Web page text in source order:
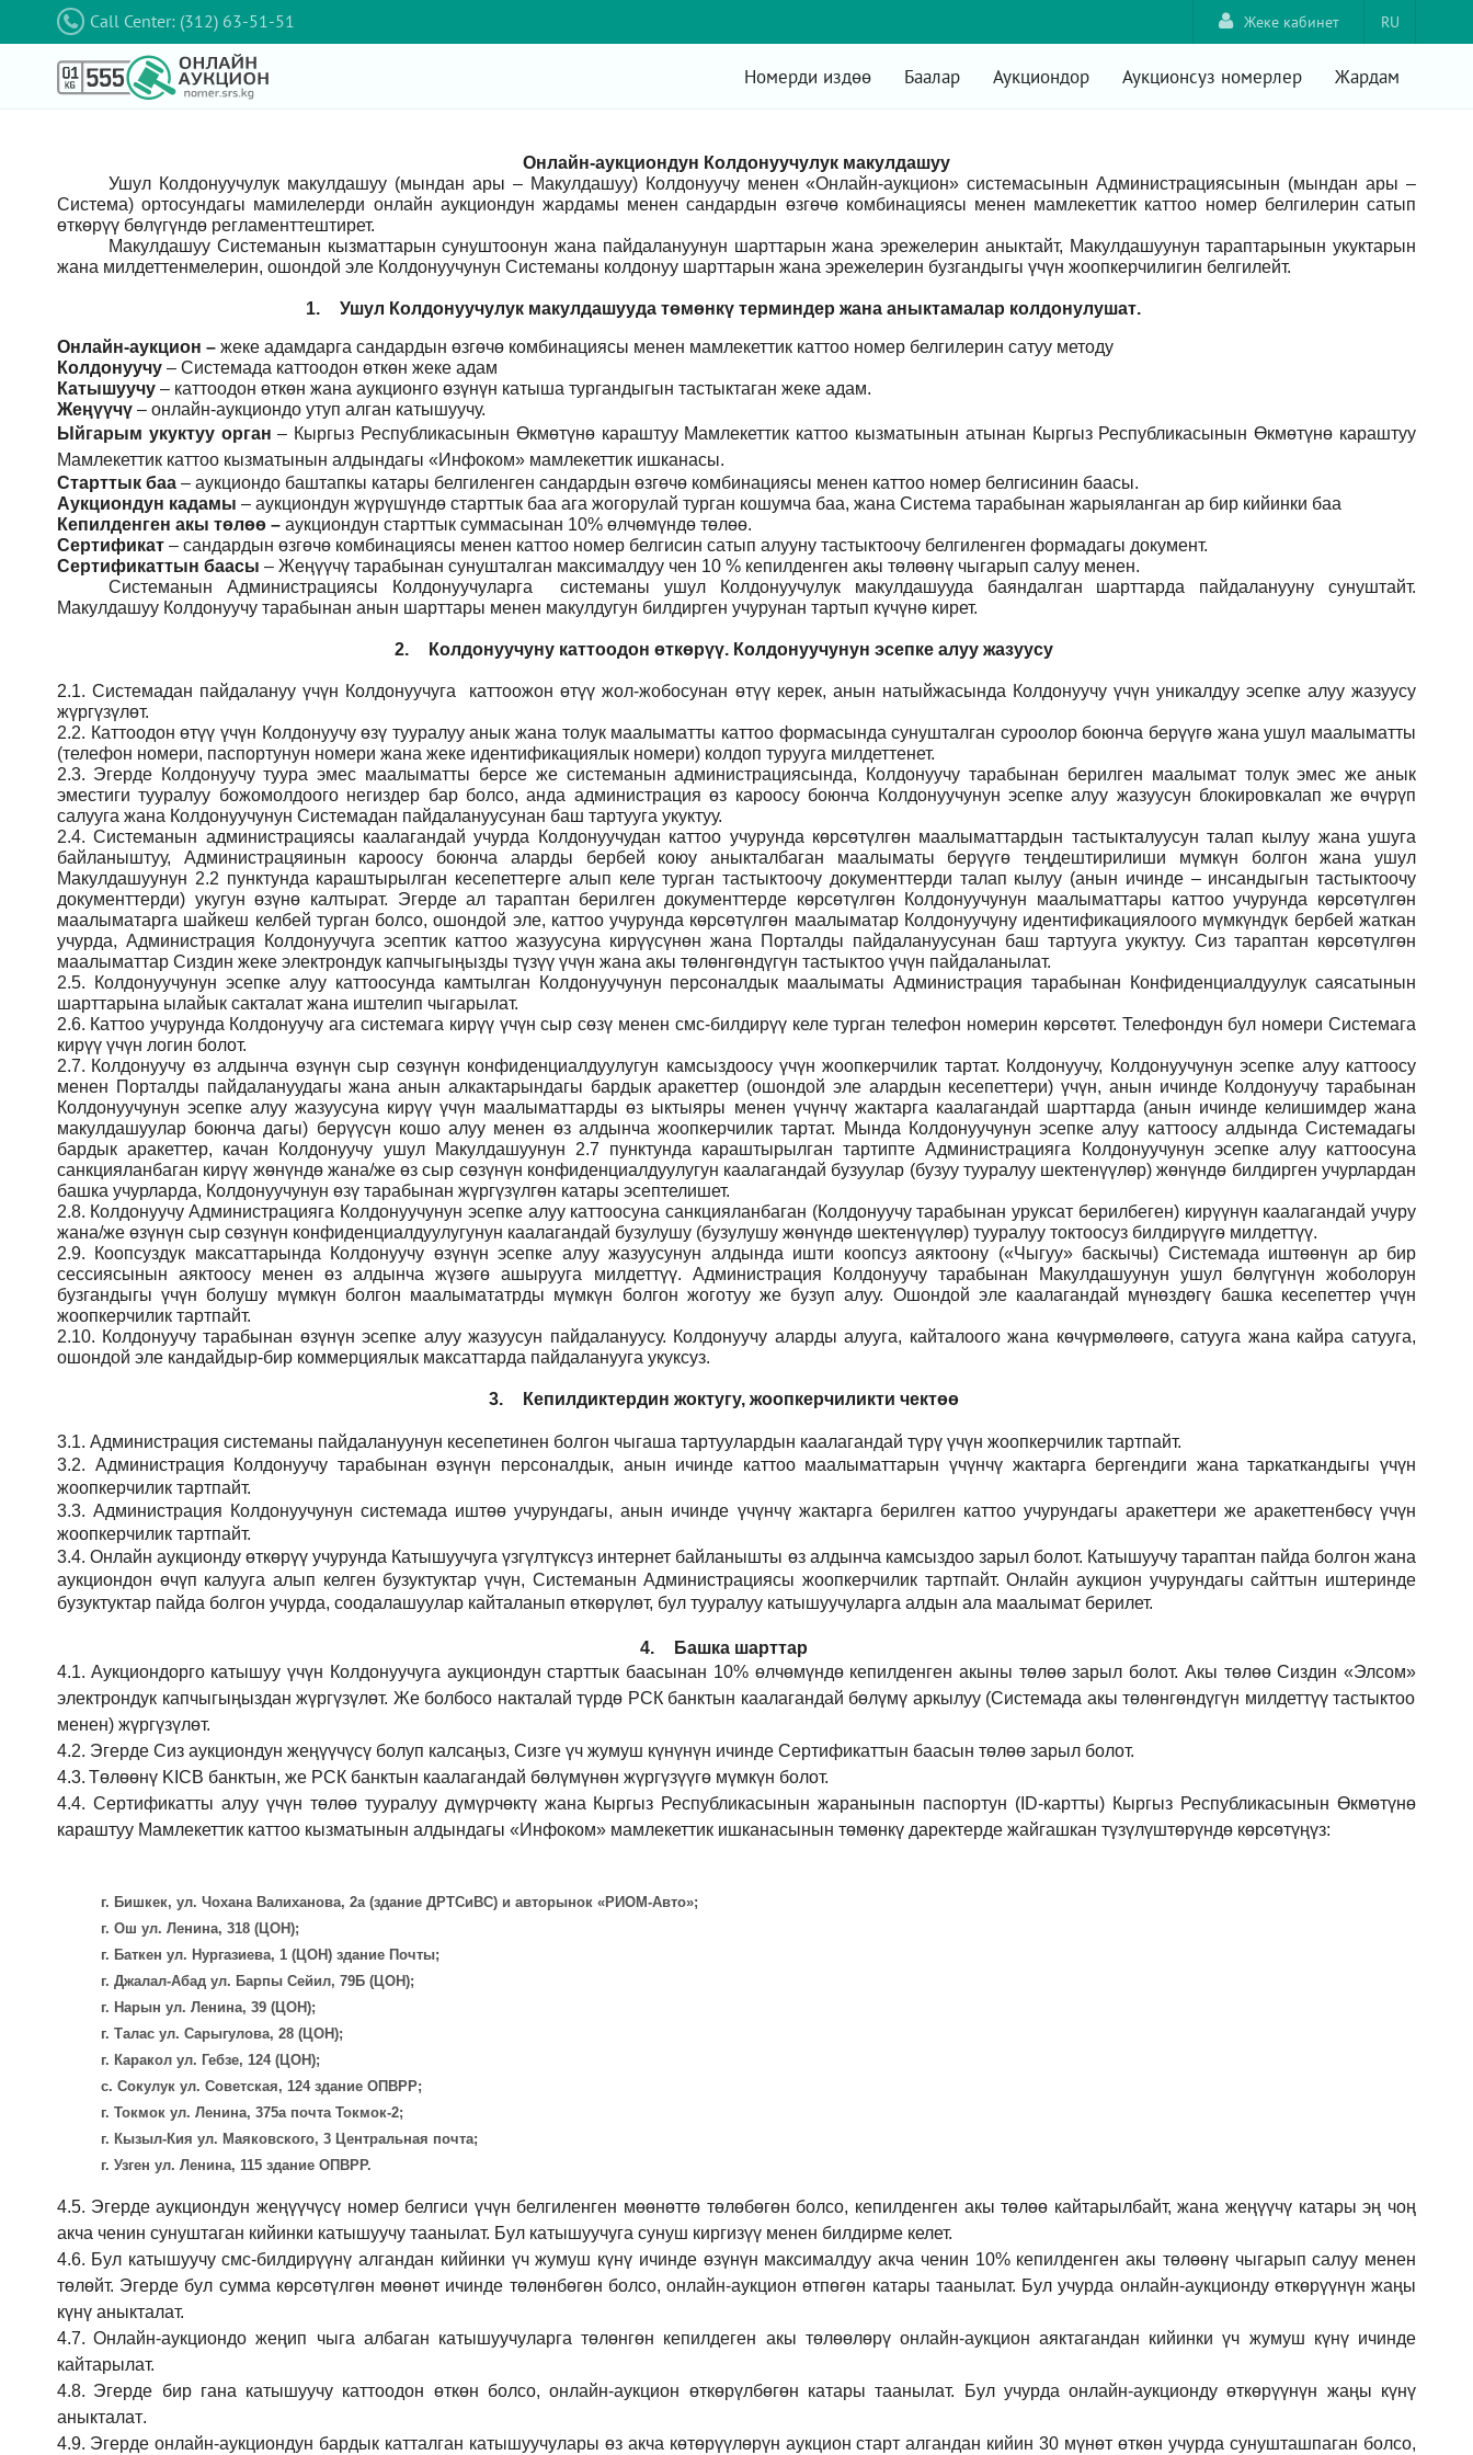
Call Center: (312) 63-51-51 RU
Жеке кабинет
Номерди издөө Баалар Аукциондор Аукционсуз номерлер Жардам
Онлайн-аукциондун Колдонуучулук макулдашуу
Ушул Колдонуучулук макулдашуу (мындан ары – Макулдашуу) Колдонуучу менен «Онлайн-аукцион» системасынын Администрациясынын (мындан ары –
Система) ортосундагы мамилелерди онлайн аукциондун жардамы менен сандардын өзгөчө комбинациясы менен мамлекеттик каттоо номер белгилерин сатып
өткөрүү бөлүгүндө регламенттештирет.
Макулдашуу Системанын кызматтарын сунуштоонун жана пайдалануунун шарттарын жана эрежелерин аныктайт, Макулдашуунун тараптарынын укуктарын
жана милдеттенмелерин, ошондой эле Колдонуучунун Системаны колдонуу шарттарын жана эрежелерин бузгандыгы үчүн жоопкерчилигин белгилейт.
1. Ушул Колдонуучулук макулдашууда төмөнкү терминдер жана аныктамалар колдонулушат.
Онлайн-аукцион – жеке адамдарга сандардын өзгөчө комбинациясы менен мамлекеттик каттоо номер белгилерин сатуу методу
Колдонуучу – Системада каттоодон өткөн жеке адам
Катышуучу – каттоодон өткөн жана аукционго өзүнүн катыша тургандыгын тастыктаган жеке адам.
Жеңүүчү – онлайн-аукциондо утуп алган катышуучу.
Ыйгарым укуктуу орган – Кыргыз Республикасынын Өкмөтүнө караштуу Мамлекеттик каттоо кызматынын атынан Кыргыз Республикасынын Өкмөтүнө караштуу
Мамлекеттик каттоо кызматынын алдындагы «Инфоком» мамлекеттик ишканасы.
Старттык баа – аукциондо баштапкы катары белгиленген сандардын өзгөчө комбинациясы менен каттоо номер белгисинин баасы.
Аукциондун кадамы – аукциондун жүрүшүндө старттык баа ага жогорулай турган кошумча баа, жана Система тарабынан жарыяланган ар бир кийинки баа
Кепилденген акы төлөө – аукциондун старттык суммасынан 10% өлчөмүндө төлөө.
Сертификат – сандардын өзгөчө комбинациясы менен каттоо номер белгисин сатып алууну тастыктоочу белгиленген формадагы документ.
Сертификаттын баасы – Жеңүүчү тарабынан сунушталган максималдуу чен 10 % кепилденген акы төлөөнү чыгарып салуу менен.
СистеманынАдминистрациясы Колдонуучуларга системаны ушул Колдонуучулук макулдашууда баяндалган шарттарда пайдаланууну сунуштайт.
Макулдашуу Колдонуучу тарабынан анын шарттары менен макулдугун билдирген учурунан тартып күчүнө кирет.
2. Колдонуучуну каттоодон өткөрүү. Колдонуучунун эсепке алуу жазуусу
2.1. Системадан пайдалануу үчүн Колдонуучуга каттоожон өтүү жол-жобосунан өтүү керек, анын натыйжасында Колдонуучу үчүн уникалдуу эсепке алуу жазуусу
жүргүзүлөт.
2.2. Каттоодон өтүү үчүн Колдонуучу өзү тууралуу анык жана толук маалыматты каттоо формасында сунушталган суроолор боюнча берүүгө жана ушул маалыматты
(телефон номери, паспортунун номери жана жеке идентификациялык номери) колдоп турууга милдеттенет.
2.3. Эгерде Колдонуучу туура эмес маалыматты берсе же системанын администрациясында, Колдонуучу тарабынан берилген маалымат толук эмес же анык
эместиги тууралуу божомолдоого негиздер бар болсо, анда администрация өз кароосу боюнча Колдонуучунун эсепке алуу жазуусун блокировкалап же өчүрүп
салууга жана Колдонуучунун Системадан пайдалануусунан баш тартууга укуктуу.
2.4.Системанын администрациясы каалагандай учурда Колдонуучудан каттоо учурунда көрсөтүлгөн маалыматтардын тастыкталуусун талап кылуу жана ушуга
байланыштуу, Администрацяинын кароосу боюнча аларды бербей коюу аныкталбаган маалыматы берүүгө теңдештирилиши мүмкүн болгон жана ушул
Макулдашуунун 2.2 пунктунда караштырылган кесепеттерге алып келе турган тастыктоочу документтерди талап кылуу (анын ичинде – инсандыгын тастыктоочу
документтерди) укугун өзүнө калтырат. Эгерде ал тараптан берилген документтерде көрсөтүлгөн Колдонуучунун маалыматтары каттоо учурунда көрсөтүлгөн
маалыматарга шайкеш келбей турган болсо, ошондой эле, каттоо учурунда көрсөтүлгөн маалыматар Колдонуучуну идентификациялоого мүмкүндүк бербей жаткан
учурда, Администрация Колдонуучуга эсептик каттоо жазуусуна кирүүсүнөн жана Порталды пайдалануусунан баш тартууга укуктуу. Сиз тараптан көрсөтүлгөн
маалыматтар Сиздин жеке электрондук капчыгыңызды түзүү үчүн жана акы төлөнгөндүгүн тастыктоо үчүн пайдаланылат.
2.5.
Колдонуучунун эсепке алуу каттоосунда камтылган Колдонуучунун персоналдык маалыматы Администрация тарабынан Конфиденциалдуулук саясатынын
шарттарына ылайык сакталат жана иштелип чыгарылат.
2.6. Каттоо учурунда Колдонуучу ага системага кирүү үчүн сыр сөзү менен смс-билдирүү келе турган телефон номерин көрсөтөт. Телефондун бул номери Системага
кирүү үчүн логин болот.
2.7. Колдонуучу өз алдынча өзүнүн сыр сөзүнүн конфиденциалдуулугун камсыздоосу үчүн жоопкерчилик тартат. Колдонуучу, Колдонуучунун эсепке алуу каттоосу
менен Порталды пайдалануудагы жана анын алкактарындагы бардык аракеттер (ошондой эле алардын кесепеттери) үчүн, анын ичинде Колдонуучу тарабынан
Колдонуучунун эсепке алуу жазуусуна кирүү үчүн маалыматтарды өз ыктыяры менен үчүнчү жактарга каалагандай шарттарда (анын ичинде келишимдер жана
макулдашуулар боюнча дагы) берүүсүн кошо алуу менен өз алдынча жоопкерчилик тартат. Мында Колдонуучунун эсепке алуу каттоосу алдында Системадагы
бардык аракеттер, качан Колдонуучу ушул Макулдашуунун 2.7 пунктунда караштырылган тартипте Администрацияга Колдонуучунун эсепке алуу каттоосуна
санкцияланбаган кирүү жөнүндө жана/же өз сыр сөзүнүн конфиденциалдуулугун каалагандай бузуулар (бузуу тууралуу шектенүүлөр) жөнүндө билдирген учурлардан
башка учурларда, Колдонуучунун өзү тарабынан жүргүзүлгөн катары эсептелишет.
2.8. Колдонуучу Администрацияга Колдонуучунун эсепке алуу каттоосуна санкцияланбаган (Колдонуучу тарабынан уруксат берилбеген) кирүүнүн каалагандай учуру
жана/же өзүнүн сыр сөзүнүн конфиденциалдуулугунун каалагандай бузулушу (бузулушу жөнүндө шектенүүлөр) тууралуу токтоосуз билдирүүгө милдеттүү.
2.9. Коопсуздук максаттарында Колдонуучу өзүнүн эсепке алуу жазуусунун алдында ишти коопсуз аяктоону («Чыгуу» баскычы) Системада иштөөнүн ар бир
сессиясынын аяктоосу менен өз алдынча жүзөгө ашырууга милдеттүү. Администрация Колдонуучу тарабынан Макулдашуунун ушул бөлүгүнүн жоболорун
бузгандыгы үчүн болушу мүмкүн болгон маалымататрды мүмкүн болгон жоготуу же бузуп алуу. Ошондой эле каалагандай мүнөздөгү башка кесепеттер үчүн
жоопкерчилик тартпайт.
2.10. Колдонуучу тарабынан өзүнүн эсепке алуу жазуусун пайдалануусу. Колдонуучу аларды алууга, кайталоого жана көчүрмөлөөгө, сатууга жана кайра сатууга,
ошондой эле кандайдыр-бир коммерциялык максаттарда пайдаланууга укуксуз.
3. Кепилдиктердин жоктугу, жоопкерчиликти чектөө
3.1. Администрация системаны пайдалануунун кесепетинен болгон чыгаша тартуулардын каалагандай түрү үчүн жоопкерчилик тартпайт.
3.2. Администрация
Колдонуучу тарабынан өзүнүн персоналдык, анын ичинде каттоо маалыматтарын үчүнчү жактарга бергендиги жана таркаткандыгы үчүн
жоопкерчилик тартпайт.
3.3.Администрация Колдонуучунун системада иштөө учурундагы, анын ичинде үчүнчү жактарга берилген каттоо учурундагы аракеттери же аракеттенбөсү үчүн
жоопкерчилик тартпайт.
3.4.Онлайн аукционду өткөрүү учурунда Катышуучуга үзгүлтүксүз интернет байланышты өз алдынча камсыздоо зарылболот. Катышуучу тараптан пайда болгон жана
аукциондон өчүп калууга алып келген бузуктуктар үчүн, Системанын Администрациясы жоопкерчилик тартпайт. Онлайн аукцион учурундагы сайттын иштеринде
бузуктуктар пайда болгон учурда, соодалашуулар кайталанып өткөрүлөт, бул тууралуу катышуучуларга алдын ала маалымат берилет.
4.
Башка шарттар
4.1. Аукциондорго катышуу үчүн Колдонуучуга аукциондун старттык баасынан 10% өлчөмүндө кепилденген акыны төлөө зарыл болот. Акы төлөө Сиздин«Элсом»
электрондук капчыгыңыздан жүргүзүлөт. Же болбосо накталай түрдө РСК банктын каалагандай бөлүмү аркылуу (Системада акы төлөнгөндүгүн милдеттүү тастыктоо
менен) жүргүзүлөт.
4.2. Эгерде Сиз аукциондун жеңүүчүсү болуп калсаңыз, Сизге үч жумуш күнүнүн ичинде Сертификаттын баасын төлөө зарыл болот.
4.3. Төлөөнү KICB банктын, же РСК банктын каалагандай бөлүмүнөн жүргүзүүгө мүмкүн болот.
4.4. Сертификатты алуу үчүн төлөө тууралуу дүмүрчөктү жана Кыргыз Республикасынын жаранынын паспортун (ID-картты) Кыргыз Республикасынын Өкмөтүнө
караштуу Мамлекеттик каттоо кызматынын алдындагы «Инфоком» мамлекеттик ишканасынын төмөнкү даректерде жайгашкан түзүлүштөрүндө көрсөтүңүз:
г. Бишкек, ул. Чохана Валиханова, 2а (здание ДРТСиВС) и авторынок «РИОМ-Авто»;
г. Ош ул. Ленина, 318 (ЦОН);
г. Баткен ул. Нургазиева, 1 (ЦОН) здание Почты;
г. Джалал-Абад ул. Барпы Сейил, 79Б (ЦОН);
г. Нарын ул. Ленина, 39 (ЦОН);
г. Талас ул. Сарыгулова, 28 (ЦОН);
г. Каракол ул. Гебзе, 124 (ЦОН);
с. Сокулук ул. Советская, 124 здание ОПВРР;
г. Токмок ул. Ленина, 375а почта Токмок-2;
г. Кызыл-Кия ул. Маяковского, 3 Центральная почта;
г. Узген ул. Ленина, 115 здание ОПВРР.
4.5. Эгерде аукциондун жеңүүчүсү номер белгиси үчүн белгиленген мөөнөттө төлөбөгөн болсо, кепилденген акы төлөө кайтарылбайт, жана жеңүүчү катары эң чоң
акча ченин сунуштаган кийинки катышуучу таанылат. Бул катышуучуга сунуш киргизүү менен билдирме келет.
4.6. Бул катышуучу смс-билдирүүнү алгандан кийинки үч жумуш күнү ичинде өзүнүн максималдуу акча ченин 10% кепилденген акы төлөөнү чыгарып салуу менен
төлөйт. Эгерде бул сумма көрсөтүлгөн мөөнөт ичинде төлөнбөгөн болсо, онлайн-аукцион өтпөгөн катары таанылат. Бул учурда онлайн-аукционду өткөрүүнүн жаңы
күнү аныкталат.
4.7. Онлайн-аукциондо жеңип чыга албаган катышуучуларга төлөнгөн кепилдеген акы төлөөлөрү онлайн-аукцион аяктагандан кийинки үч жумуш күнү ичинде
кайтарылат.
4.8. Эгерде бир гана катышуучу каттоодон өткөн болсо, онлайн-аукцион өткөрүлбөгөн катары таанылат.
Бул учурда онлайн-аукционду өткөрүүнүн жаңы күнү
аныкталат.
4.9. Эгерде онлайн-аукциондун бардык катталган катышуучулары өз акча көтөрүүлөрүн аукцион старт алгандан кийин 30 мүнөт өткөн учурда сунушташпаган болсо,